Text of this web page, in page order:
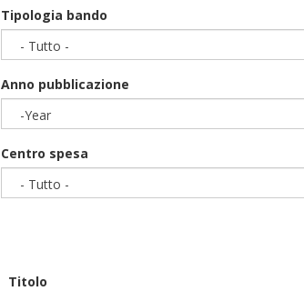
Tipologia bando
- Tutto -
Anno pubblicazione
-Year
Centro spesa
- Tutto -
Titolo